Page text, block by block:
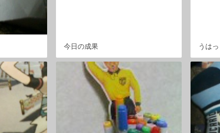
今日の成果 うはっ